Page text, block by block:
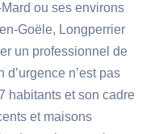
ou ses environs
Goële, Longperrier
un professionnel de
n’est pas
habitants et son cadre
et maisons